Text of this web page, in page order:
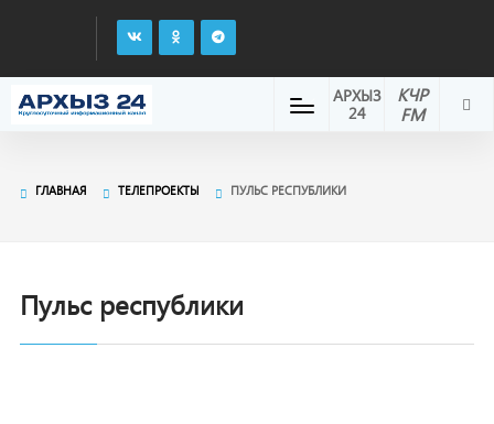
КЧР
FM
АРХЫЗ
24
ГЛАВНАЯ ТЕЛЕПРОЕКТЫ ПУЛЬС РЕСПУБЛИКИ
Пульс республики